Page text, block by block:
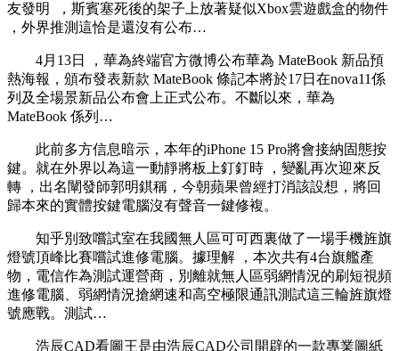
友發明  ，斯賓塞死後的架子上放著疑似Xbox雲遊戲盒的物件
，外界推測這恰是還沒有公布…
4月13日  ，華為終端官方微博公布華為 MateBook 新品預
熱海報，頒布發表新款 MateBook 條記本將於17日在nova11係
列及全場景新品公布會上正式公布 。不斷以來，華為
MateBook 係列…
此前多方信息暗示，本年的iPhone 15 Pro將會接納固態按
鍵。就在外界以為這一動靜將板上釘釘時 ，變亂再次迎來反
轉 ，出名闡發師郭明錤稱，今朝蘋果曾經打消該設想 ，將回
歸本來的實體按鍵電腦沒有聲音一鍵修複 。
知乎別致嚐試室在我國無人區可可西裏做了一場手機旌旗
燈號頂峰比賽嚐試進修電腦。據理解 ，本次共有4台旗艦產
物，電信作為測試運營商，別離就無人區弱網情況的刷短視頻
進修電腦、弱網情況搶網速和高空極限通訊測試這三輪旌旗燈
號應戰。測試…
浩辰CAD看圖王是由浩辰CAD公司開辟的一款專業圖紙